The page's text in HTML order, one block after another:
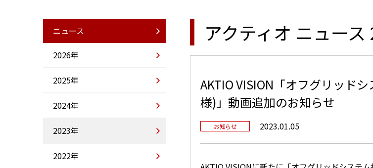
アクティオ ニュース
AKTIO VISION「オフグリッド
様)」動画追加のお知らせ
お知らせ 2023.01.05
ニュース
2026年
2025年
2024年
2023年
2022年